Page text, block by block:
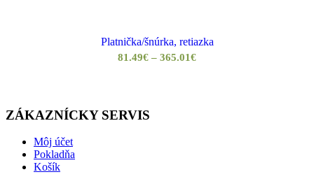
through
365.31€
Platnička/šnúrka, retiazka
81.49€ – 365.01€Price
ZÁKAZNÍCKY SERVIS
Môj účet
Pokladňa
Košík